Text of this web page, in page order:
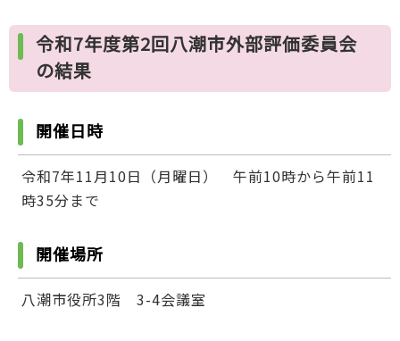
令和7年度第2回八潮市外部評価委員会
の結果
開催日時
令和7年11月10日（月曜日） 午前10時から午前11
時35分まで
開催場所
八潮市役所3階 3-4会議室